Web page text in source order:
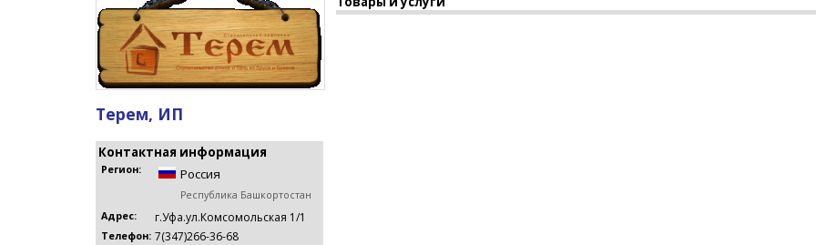
Терем, ИП
Контактная информация
Регион: Россия
Республика Башкортостан
Адрес:
г.Уфа.ул.Комсомольская 1/1
Телефон: 7(347)266-36-68